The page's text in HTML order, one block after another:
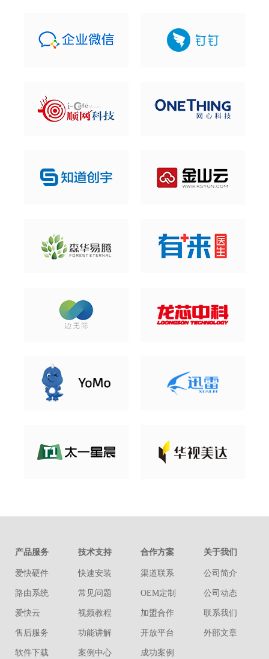
产品服务
爱快硬件
路由系统
爱快云
售后服务
软件下载
技术支持
快速安装
常见问题
视频教程
功能讲解
案例中心
合作方案
渠道联系
OEM定制
加盟合作
开放平台
成功案例
关于我们
公司简介
公司动态
联系我们
外部文章